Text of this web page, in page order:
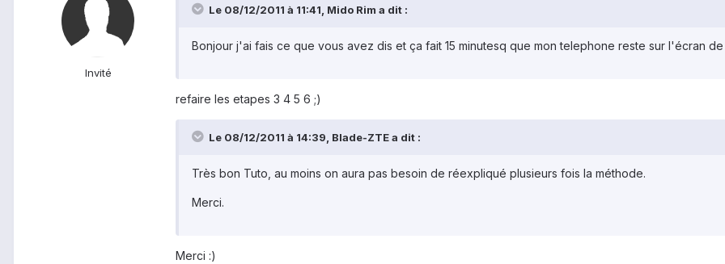
Invité
Le 08/12/2011 à 11:41, Mido Rim a dit :
Bonjour j'ai fais ce que vous avez dis et ça fait 15 minutesq que mon telephone reste sur l'écran
refaire les etapes 3 4 5 6 ;)
Le 08/12/2011 à 14:39, Blade-ZTE a dit :
Très bon Tuto, au moins on aura pas besoin de réexpliqué plusieurs fois la méthode.
Merci.
Merci :)